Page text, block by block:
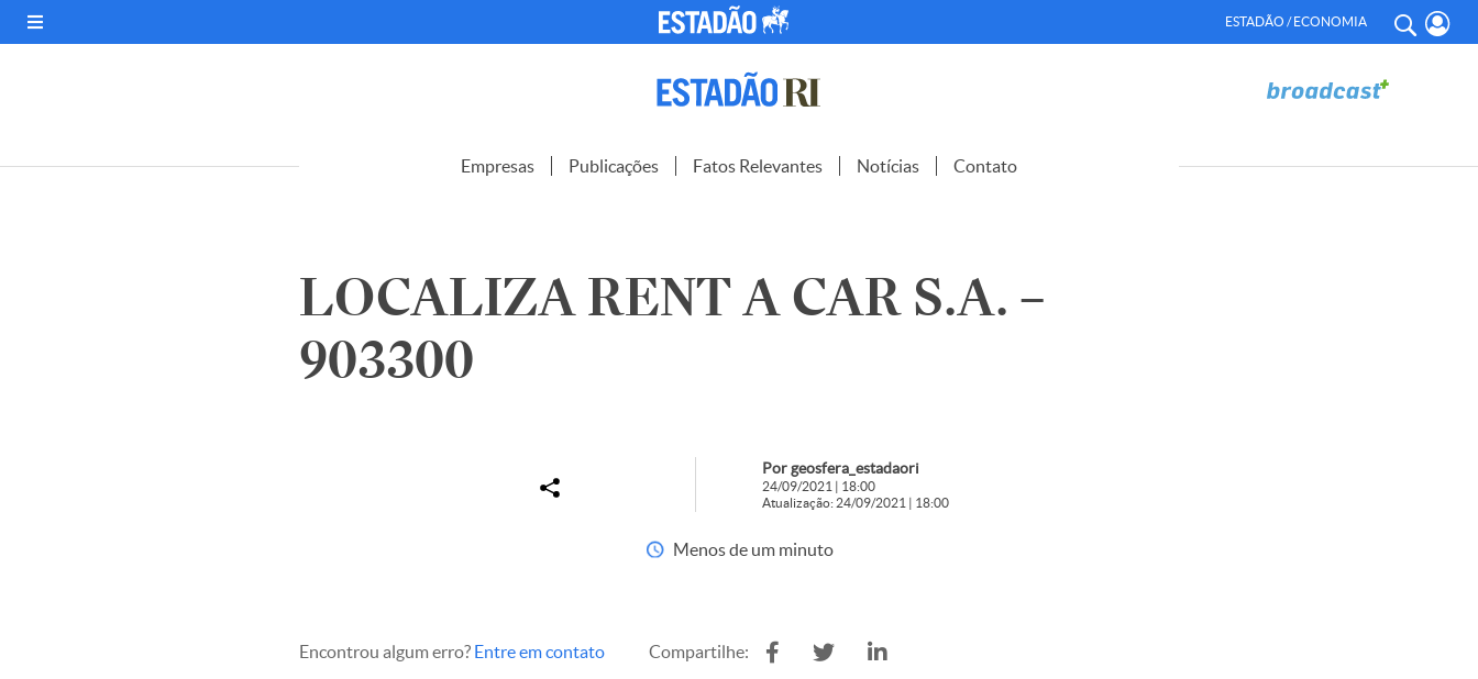
ESTADÃO / ECONOMIA
Empresas Publicações Fatos Relevantes Notícias Contato
LOCALIZA RENT A CAR S.A. –
903300
Por geosfera_estadaori
24/09/2021 | 18:00
Atualização: 24/09/2021 | 18:00
Menos de um minuto
Encontrou algum erro? Entre em contato Compartilhe: